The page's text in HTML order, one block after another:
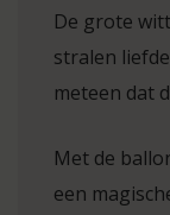
De grote
stralen
meteen dat
Met de
een